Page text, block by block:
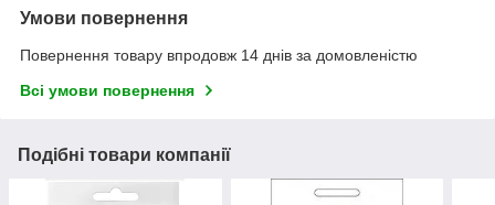
Умови повернення
Повернення товару впродовж 14 днів за домовленістю
Всі умови повернення
Подібні товари компанії